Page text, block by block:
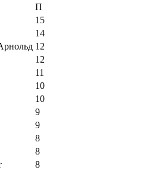
П
15
14
12
12
11
10
10
9
9
8
8
8